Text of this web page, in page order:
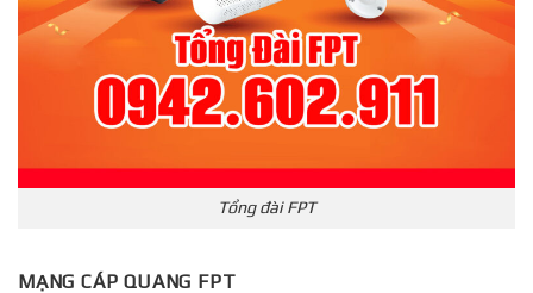
Tổng đài FPT
MẠNG CÁP QUANG FPT